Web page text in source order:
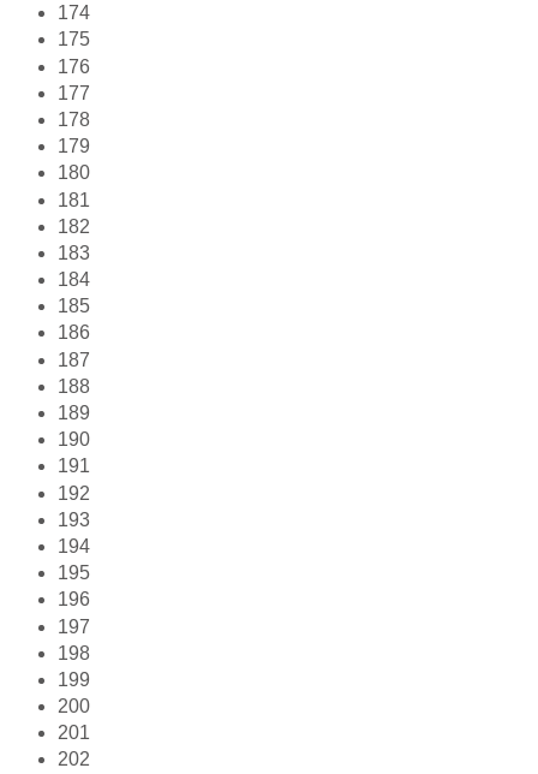
174
175
176
177
178
179
180
181
182
183
184
185
186
187
188
189
190
191
192
193
194
195
196
197
198
199
200
201
202